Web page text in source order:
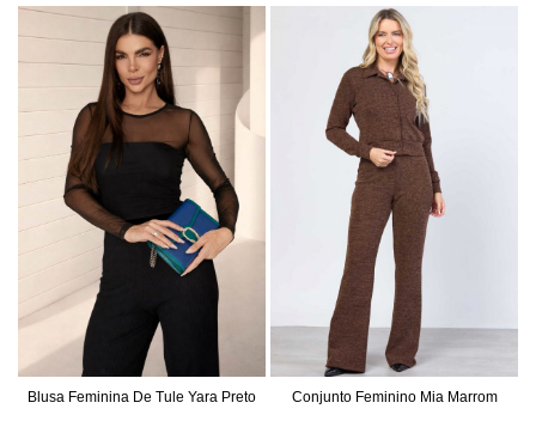
Blusa Feminina De Tule Yara Preto Conjunto Feminino Mia Marrom